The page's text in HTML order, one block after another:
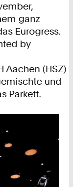
ganz
Eurogress.
by
Aachen (HSZ)
und
Parkett.